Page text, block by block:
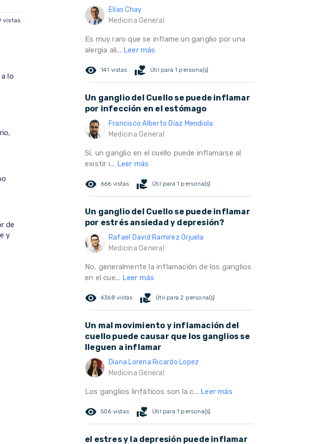
vistas
lo
de
y
Elías Chay
Medicina General
Es muy raro que se inflame un ganglio por una
alergia ali... Leer más
remove_red_eye 141 vistas volunteer_activism Útil para 1 persona(s)
Un ganglio del Cuello se puede inflamar
por infección en el estómago
Francisco Alberto Díaz Mendiola
Medicina General
Sí, un ganglio en el cuello puede inflamarse al
existir i... Leer más
remove_red_eye 666 vistas volunteer_activism Útil para 1 persona(s)
Un ganglio del Cuello se puede inflamar
por estrés ansiedad y depresión?
Rafael David Ramirez Orjuela
Medicina General
No, generalmente la inflamación de los ganglios
en el cue... Leer más
remove_red_eye 4368 vistas volunteer_activism Útil para 2 persona(s)
Un mal movimiento y inflamación del
cuello puede causar que los ganglios se
lleguen a inflamar
Diana Lorena Ricardo Lopez
Medicina General
Los ganglios linfáticos son la c... Leer más
remove_red_eye 506 vistas volunteer_activism Útil para 1 persona(s)
el estres y la depresión puede inflamar